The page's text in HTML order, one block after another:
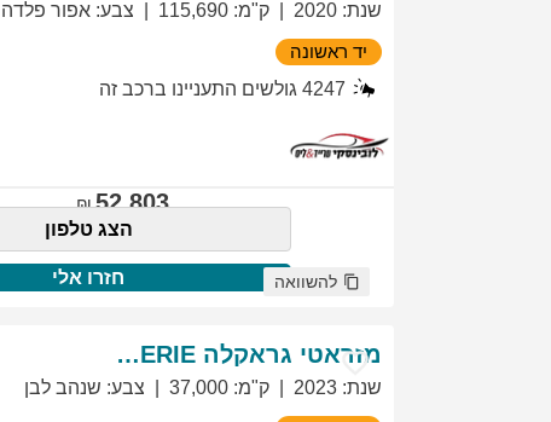
שנת:
2020 ק"מ:
115,690 צבע: אפור פלדה
יד ראשונה
4247 גולשים התעניינו ברכב זה
52,803
הצג טלפון
חזרו אלי להשוואה
מזראטי גראקלה PRIMASERIE
שנת:
2023 ק"מ:
37,000 צבע: שנהב לבן